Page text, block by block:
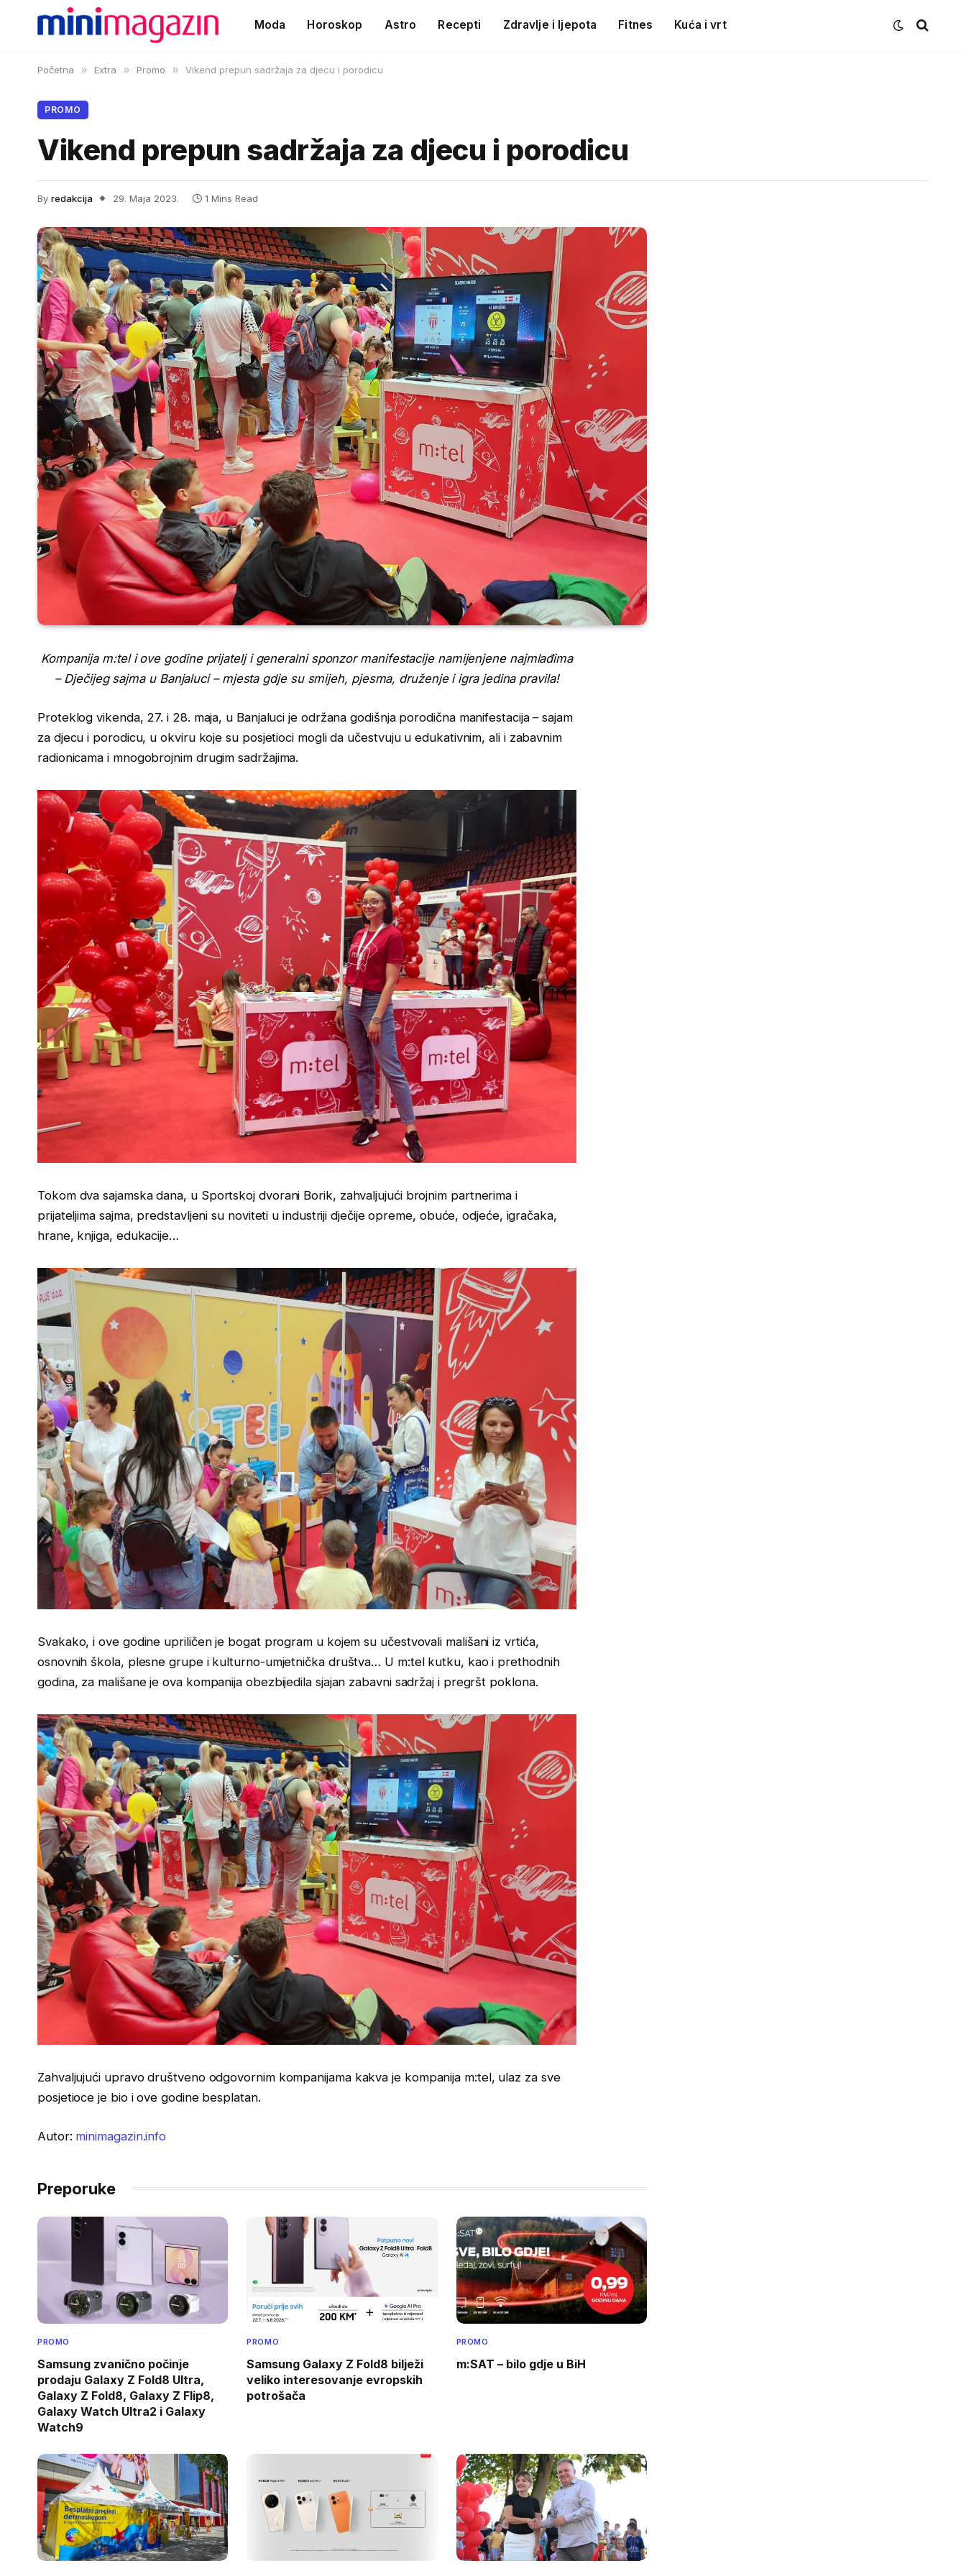
Moda Horoskop Astro Recepti Zdravlje i ljepota Fitnes Kuća i vrt
Početna » Extra » Promo » Vikend prepun sadržaja za djecu i porodicu
PROMO
Vikend prepun sadržaja za djecu i porodicu
By redakcija 29. Maja 2023. 1 Mins Read
Kompanija m:tel i ove godine prijatelj i generalni sponzor manifestacije namijenjene najmlađima
– Dječijeg sajma u Banjaluci – mjesta gdje su smijeh, pjesma, druženje i igra jedina pravila!
Proteklog vikenda, 27. i 28. maja, u Banjaluci je održana godišnja porodična manifestacija – sajam
za djecu i porodicu, u okviru koje su posjetioci mogli da učestvuju u edukativnim, ali i zabavnim
radionicama i mnogobrojnim drugim sadržajima.
Tokom dva sajamska dana, u Sportskoj dvorani Borik, zahvaljujući brojnim partnerima i
prijateljima sajma, predstavljeni su noviteti u industriji dječije opreme, obuće, odjeće, igračaka,
hrane, knjiga, edukacije…
Svakako, i ove godine upriličen je bogat program u kojem su učestvovali mališani iz vrtića,
osnovnih škola, plesne grupe i kulturno-umjetnička društva… U m:tel kutku, kao i prethodnih
godina, za mališane je ova kompanija obezbijedila sjajan zabavni sadržaj i pregršt poklona.
Zahvaljujući upravo društveno odgovornim kompanijama kakva je kompanija m:tel, ulaz za sve
posjetioce je bio i ove godine besplatan.
Autor: minimagazin.info
Preporuke
PROMO
Samsung zvanično počinje
prodaju Galaxy Z Fold8 Ultra,
Galaxy Z Fold8, Galaxy Z Flip8,
Galaxy Watch Ultra2 i Galaxy
Watch9
PROMO
Samsung Galaxy Z Fold8 bilježi
veliko interesovanje evropskih
potrošača
PROMO
m:SAT – bilo gdje u BiH